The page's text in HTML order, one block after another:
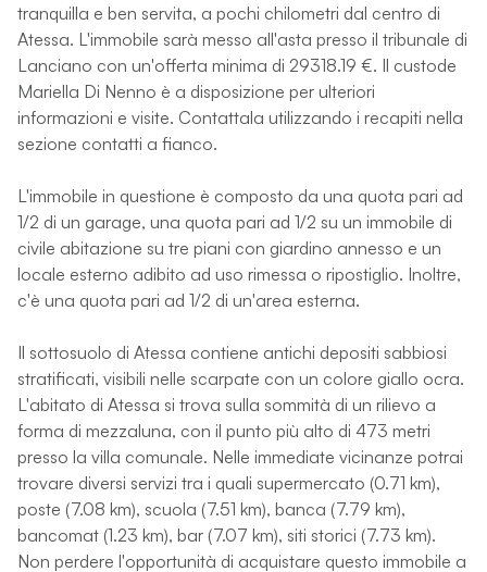
tranquilla e ben servita, a pochi chilometri dal centro di
Atessa. L'immobile sarà messo all'asta presso il tribunale di
Lanciano con un'offerta minima di 29318.19 €. Il custode
Mariella Di Nenno è a disposizione per ulteriori
informazioni e visite. Contattala utilizzando i recapiti nella
sezione contatti a fianco.
L'immobile in questione è composto da una quota pari ad
1/2 di un garage, una quota pari ad 1/2 su un immobile di
civile abitazione su tre piani con giardino annesso e un
locale esterno adibito ad uso rimessa o ripostiglio. Inoltre,
c'è una quota pari ad 1/2 di un'area esterna.
Il sottosuolo di Atessa contiene antichi depositi sabbiosi
stratificati, visibili nelle scarpate con un colore giallo ocra.
L'abitato di Atessa si trova sulla sommità di un rilievo a
forma di mezzaluna, con il punto più alto di 473 metri
presso la villa comunale. Nelle immediate vicinanze potrai
trovare diversi servizi tra i quali supermercato (0.71 km),
poste (7.08 km), scuola (7.51 km), banca (7.79 km),
bancomat (1.23 km), bar (7.07 km), siti storici (7.73 km).
Non perdere l'opportunità di acquistare questo immobile a